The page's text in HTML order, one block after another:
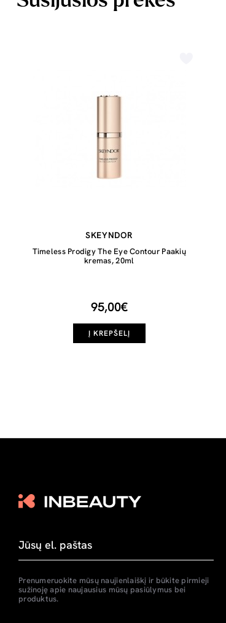
SKEYNDOR
Timeless Prodigy The Eye Contour Paakių
kremas, 20ml
95,00€
Į KREPŠELĮ
Prenumeruokite mūsų naujienlaiškį ir būkite pirmieji
sužinoję apie naujausius mūsų pasiūlymus bei
produktus.